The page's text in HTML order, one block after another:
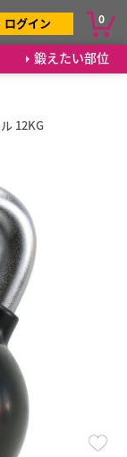
鍛えたい部位
ログイン 0
12KG